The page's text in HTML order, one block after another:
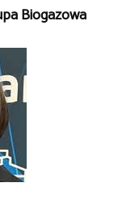
Biogazowa